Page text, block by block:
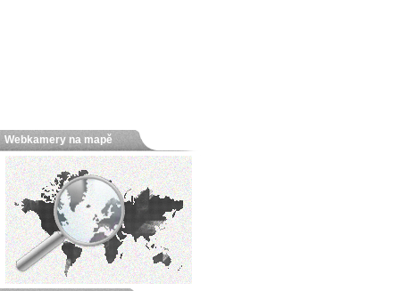
Webkamery na mapě